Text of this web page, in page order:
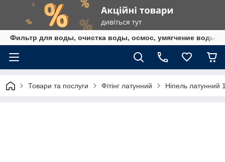
Фильтр для воды, очистка воды, осмос, умягчение воды,
Товари та послуги Фітінг латунний Ніпель латунний